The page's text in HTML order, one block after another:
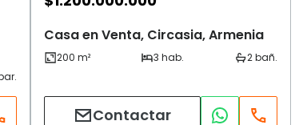
Casa en Venta, Circasia, Armenia
Contactar